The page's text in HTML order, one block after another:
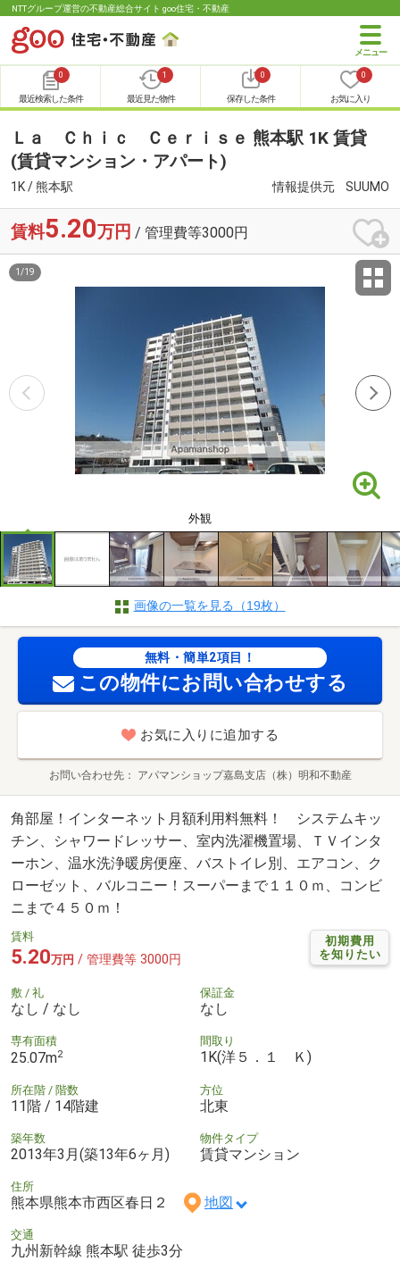
NTTグループ運営の不動産総合サイト goo住宅・不動産
0
最近検索した条件
1
最近見た物件
0
保存した条件
0
お気に入り
Ｌａ Ｃｈｉｃ Ｃｅｒｉｓｅ 熊本駅 1K 賃貸
(賃貸マンション・アパート)
1K / 熊本駅 情報提供元 SUUMO
賃料5.20万円 / 管理費等3000円
外観
1 /19
画像の一覧を見る（19枚）
無料・簡単2項目！
この物件にお問い合わせする
お気に入りに追加する
お問い合わせ先 アパマンショップ嘉島支店（株）明和不動産
角部屋！インターネット月額利用料無料！ システムキッ
チン、シャワードレッサー、室内洗濯機置場、ＴＶインタ
ーホン、温水洗浄暖房便座、バストイレ別、エアコン、ク
ローゼット、バルコニー！スーパーまで１１０ｍ、コンビ
ニまで４５０ｍ！
初期費用
を知りたい
賃料
5.20万円 / 管理費等 3000円
敷 / 礼
なし / なし
保証金
なし
専有面積
25.07m2
間取り
1K(洋５．１ Ｋ)
所在階 / 階数
11階 / 14階建
方位
北東
築年数
2013年3月(築13年6ヶ月)
物件タイプ
賃貸マンション
住所
熊本県熊本市西区春日２ 地図
交通
九州新幹線 熊本駅 徒歩3分